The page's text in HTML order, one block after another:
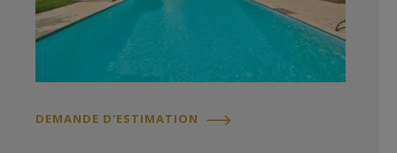
DEMANDE D'ESTIMATION